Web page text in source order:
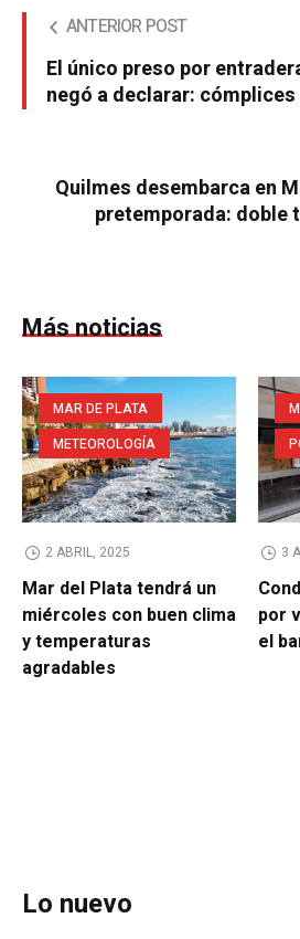
ANTERIOR POST
El único preso por
negó a declarar:
Quilmes desembarca en
pretemporada: doble
Más noticias
MAR DE PLATA
METEOROLOGÍA
2 ABRIL, 2025
Mar del Plata tendrá un
miércoles con buen clima
y temperaturas
agradables
3
por
el
Lo nuevo